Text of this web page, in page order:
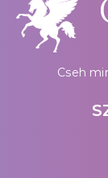
Cseh